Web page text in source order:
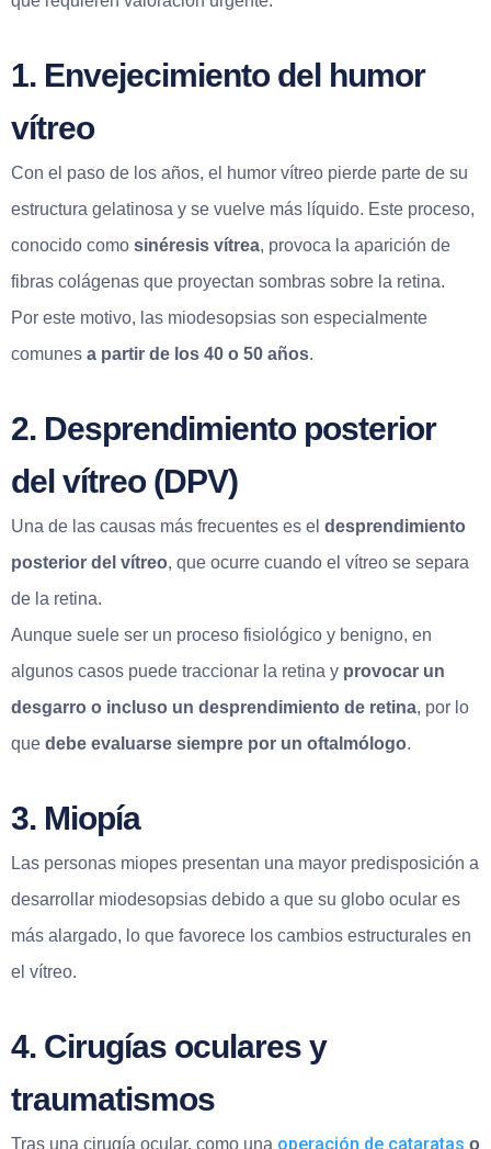
1. Envejecimiento del humor
vítreo
Con el paso de los años, el humor vítreo pierde parte de su
estructura gelatinosa y se vuelve más líquido. Este proceso,
conocido como sinéresis vítrea, provoca la aparición de
fibras colágenas que proyectan sombras sobre la retina.
Por este motivo, las miodesopsias son especialmente
comunes a partir de los 40 o 50 años.
2. Desprendimiento posterior
del vítreo (DPV)
Una de las causas más frecuentes es el desprendimiento
posterior del vítreo, que ocurre cuando el vítreo se separa
de la retina.
Aunque suele ser un proceso fisiológico y benigno, en
algunos casos puede traccionar la retina y provocar un
desgarro o incluso un desprendimiento de retina, por lo
que debe evaluarse siempre por un oftalmólogo.
3. Miopía
Las personas miopes presentan una mayor predisposición a
desarrollar miodesopsias debido a que su globo ocular es
más alargado, lo que favorece los cambios estructurales en
el vítreo.
4. Cirugías oculares y
traumatismos
Tras una cirugía ocular, como una operación de cataratas o